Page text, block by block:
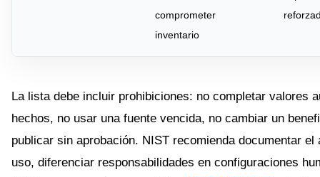
comprometer
inventario
La lista debe incluir prohibiciones: no completar valores
hechos, no usar una fuente vencida, no cambiar un
publicar sin aprobación. NIST recomienda documentar el
uso, diferenciar responsabilidades en configuraciones